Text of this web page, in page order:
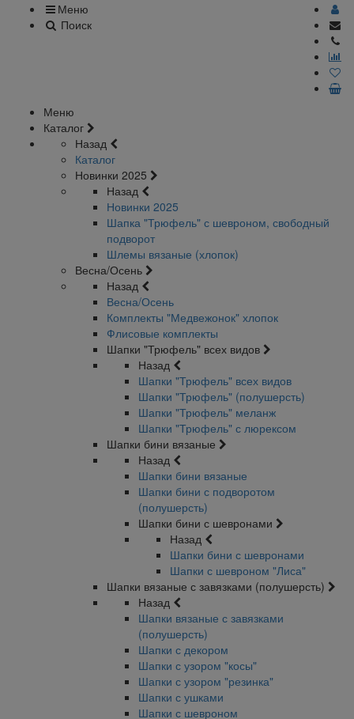
Меню
Поиск
Меню
Каталог
Назад
Каталог
Новинки 2025
Назад
Новинки 2025
Шапка "Трюфель" с шевроном, свободный
подворот
Шлемы вязаные (хлопок)
Весна/Осень
Назад
Весна/Осень
Комплекты "Медвежонок" хлопок
Флисовые комплекты
Шапки "Трюфель" всех видов
Назад
Шапки "Трюфель" всех видов
Шапки "Трюфель" (полушерсть)
Шапки "Трюфель" меланж
Шапки "Трюфель" с люрексом
Шапки бини вязаные
Назад
Шапки бини вязаные
Шапки бини с подворотом
(полушерсть)
Шапки бини с шевронами
Назад
Шапки бини с шевронами
Шапки с шевроном "Лиса"
Шапки вязаные с завязками (полушерсть)
Назад
Шапки вязаные с завязками
(полушерсть)
Шапки с декором
Шапки с узором "косы"
Шапки с узором "резинка"
Шапки с ушками
Шапки с шевроном